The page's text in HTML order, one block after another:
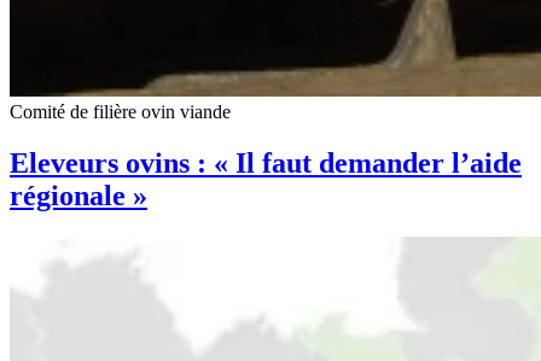
Comité de filière ovin viande
Eleveurs ovins : « Il faut demander l’aide
régionale »